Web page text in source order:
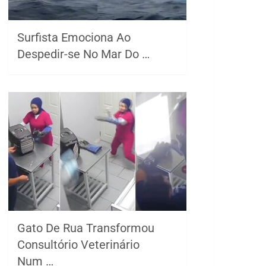
Surfista Emociona Ao
Despedir-se No Mar Do …
Gato De Rua Transformou
Consultório Veterinário
Num …